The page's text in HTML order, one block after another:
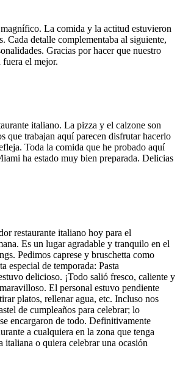
La comida y la actitud estuvieron
Cada detalle complementaba al siguiente,
Gracias por hacer que nuestro
fuera el mejor.
italiano. La pizza y el calzone son
que trabajan aquí parecen disfrutar hacerlo
Toda la comida que he probado aquí
ha estado muy bien preparada. Delicias
restaurante italiano hoy para el
Es un lugar agradable y tranquilo en el
Pedimos caprese y bruschetta como
especial de temporada: Pasta
delicioso. ¡Todo salió fresco, caliente y
El personal estuvo pendiente
platos, rellenar agua, etc. Incluso nos
de cumpleaños para celebrar; lo
encargaron de todo. Definitivamente
a cualquiera en la zona que tenga
italiana o quiera celebrar una ocasión